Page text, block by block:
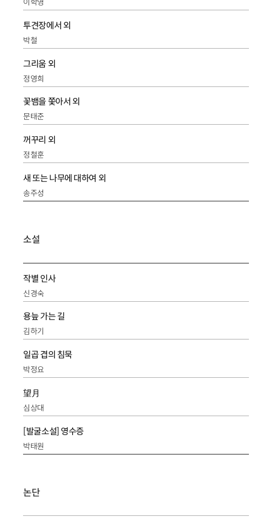
이학영
투견장에서 외
박철
그리움 외
정영희
꽃뱀을 쫓아서 외
문태준
꺼꾸리 외
정철훈
새 또는 나무에 대하여 외
송주성
소설
작별 인사
신경숙
용늪 가는 길
김하기
일곱 겹의 침묵
박정요
望月
심상대
[발굴소설] 영수증
박태원
논단